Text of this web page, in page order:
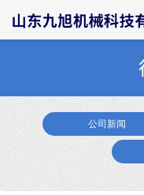
公司新闻